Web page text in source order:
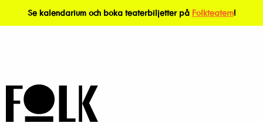
Se kalendarium och boka teaterbiljetter på Folkteatern!